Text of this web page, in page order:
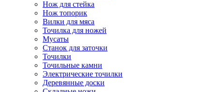
Нож для стейка
Нож топорик
Вилки для мяса
Точилка для ножей
Мусаты
Станок для заточки
Точилки
Точильные камни
Электрические точилки
Деревянные доски